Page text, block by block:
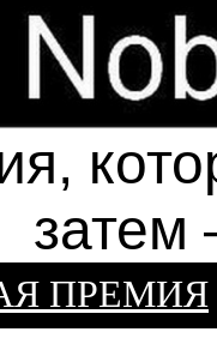
затем
ПРЕМИЯ